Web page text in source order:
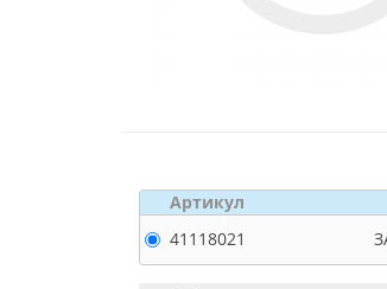
Артикул
41118021